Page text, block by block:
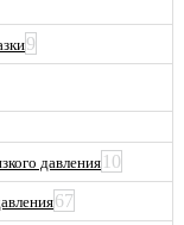
9
давления 10
67